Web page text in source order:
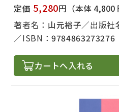
定価 5,280円 （本体 4,800
著者名： 山元裕子 出版社
ISBN：9784863273276
カートへ入れる